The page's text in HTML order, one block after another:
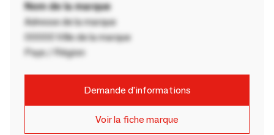
Nom de la marque
Adresse de la marque
00000 Ville de la marque
Pays / Région
Demande d'informations
Voir la fiche marque